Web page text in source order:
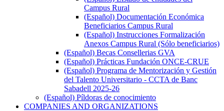
Campus Rural
(Español) Documentación Económica
Beneficiarios Campus Rural
(Español) Instrucciones Formalización
Anexos Campus Rural (Sólo beneficiarios)
(Español) Becas Consellerias GVA
(Español) Prácticas Fundación ONCE-CRUE
(Español) Programa de Mentorización y Gestión
del Talento Universitario - CCTA de Banc
Sabadell 2025-26
(Español) Píldoras de conocimiento
COMPANIES AND ORGANIZATIONS